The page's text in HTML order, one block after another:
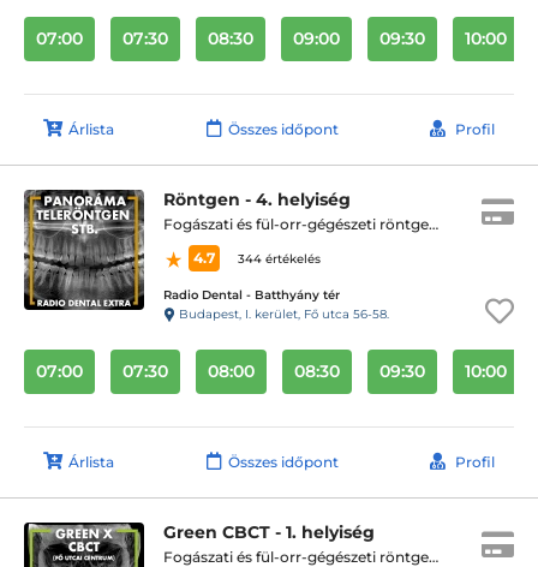
07:00 07:30 08:30 09:00 09:30 10:00
Árlista Összes időpont Profil
Röntgen - 4. helyiség
Fogászati és fül-orr-gégészeti röntgen, cbct készítése
4.7
344 értékelés
Radio Dental - Batthyány tér
Budapest, I. kerület, Fő utca 56-58.
07:00 07:30 08:00 08:30 09:30 10:00
Árlista Összes időpont Profil
Green CBCT - 1. helyiség
Fogászati és fül-orr-gégészeti röntgen, cbct készítése